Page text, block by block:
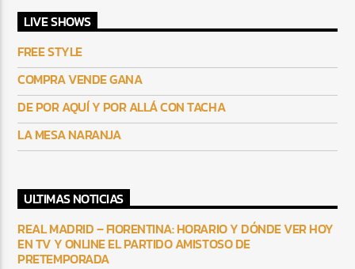
LIVE SHOWS
FREE STYLE
COMPRA VENDE GANA
DE POR AQUÍ Y POR ALLÁ CON TACHA
LA MESA NARANJA
ULTIMAS NOTICIAS
REAL MADRID – FIORENTINA: HORARIO Y DÓNDE VER HOY
EN TV Y ONLINE EL PARTIDO AMISTOSO DE
PRETEMPORADA